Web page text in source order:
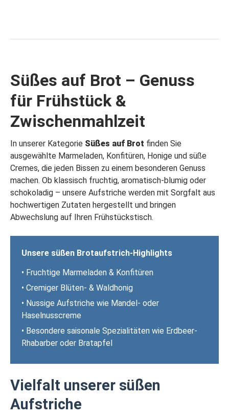
Süßes auf Brot – Genuss
für Frühstück &
Zwischenmahlzeit
In unserer Kategorie Süßes auf Brot finden Sie
ausgewählte Marmeladen, Konfitüren, Honige und süße
Cremes, die jeden Bissen zu einem besonderen Genuss
machen. Ob klassisch fruchtig, aromatisch-blumig oder
schokoladig – unsere Aufstriche werden mit Sorgfalt aus
hochwertigen Zutaten hergestellt und bringen
Abwechslung auf Ihren Frühstückstisch.
Unsere süßen Brotaufstrich-Highlights
• Fruchtige Marmeladen & Konfitüren
• Cremiger Blüten- & Waldhonig
• Nussige Aufstriche wie Mandel- oder
Haselnusscreme
• Besondere saisonale Spezialitäten wie Erdbeer-
Rhabarber oder Bratapfel
Vielfalt unserer süßen
Aufstriche